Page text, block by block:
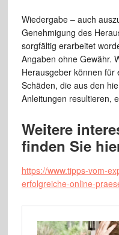
Wiedergabe – auch
Genehmigung des
sorgfältig erarbeitet
Angaben ohne Gewähr.
Herausgeber können für
Schäden, die aus den
Anleitungen resultieren,
Weitere
finden Sie
https://www.tipps-vom-
erfolgreiche-online-